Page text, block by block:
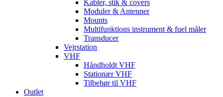
Kabler, stik & covers
Moduler & Antenner
Mounts
Multifunktions instrument & fuel måler
Transducer
Vejrstation
VHF
Håndholdt VHF
Stationær VHF
Tilbehør til VHF
Outlet